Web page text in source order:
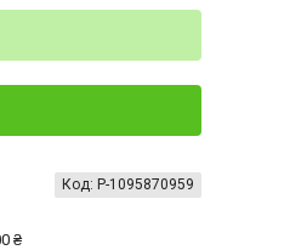
₴
Код: P-1095870959